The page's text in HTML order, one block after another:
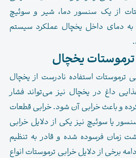
از یک سنسور دما، شیر و سوئیچ
دمای داخل یخچال عملکرد سیستم
یخچال
ترموستات استفاده نادرست از یخچال
داغ در یخچال نیز می‌تواند فشار
و باعث خرابی آن شود. خرابی قطعات
یا سوئیچ نیز یکی از دلایل خرابی
زمان فرسوده شده و قادر به تنظیم
برخی از دلایل خرابی ترموستات انواع